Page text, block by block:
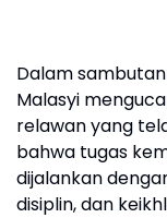
Dalam
Malasyi
relawan yang
bahwa tugas
dijalankan
disiplin, dan